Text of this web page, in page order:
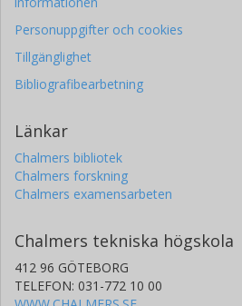
Personuppgifter och cookies
Tillgänglighet
Bibliografibearbetning
Länkar
Chalmers bibliotek
Chalmers forskning
Chalmers examensarbeten
Chalmers tekniska högskola
412 96 GÖTEBORG
TELEFON: 031-772 10 00